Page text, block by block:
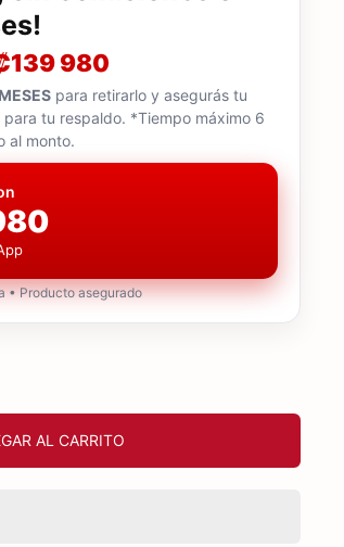
980
para retirarlo y asegurás tu
tu respaldo. *Tiempo máximo 6
al monto.
• Producto asegurado
AL CARRITO